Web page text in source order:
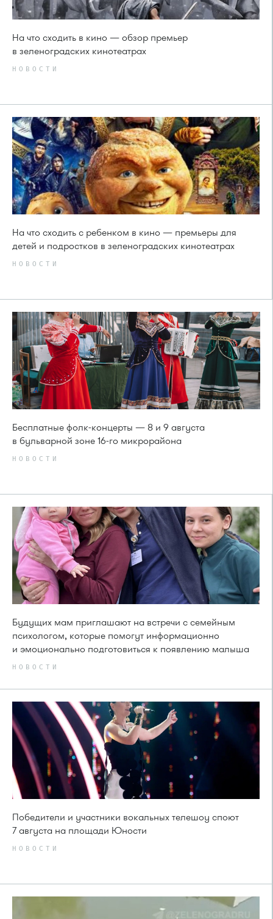
На что сходить в кино — обзор премьер
в зеленоградских кинотеатрах
НОВОСТИ
На что сходить с ребенком в кино — премьеры для
детей и подростков в зеленоградских кинотеатрах
НОВОСТИ
Бесплатные фолк-концерты — 8 и 9 августа
в бульварной зоне 16-го микрорайона
НОВОСТИ
Будущих мам приглашают на встречи с семейным
психологом, которые помогут информационно
и эмоционально подготовиться к появлению малыша
НОВОСТИ
Победители и участники вокальных телешоу споют
7 августа на площади Юности
НОВОСТИ